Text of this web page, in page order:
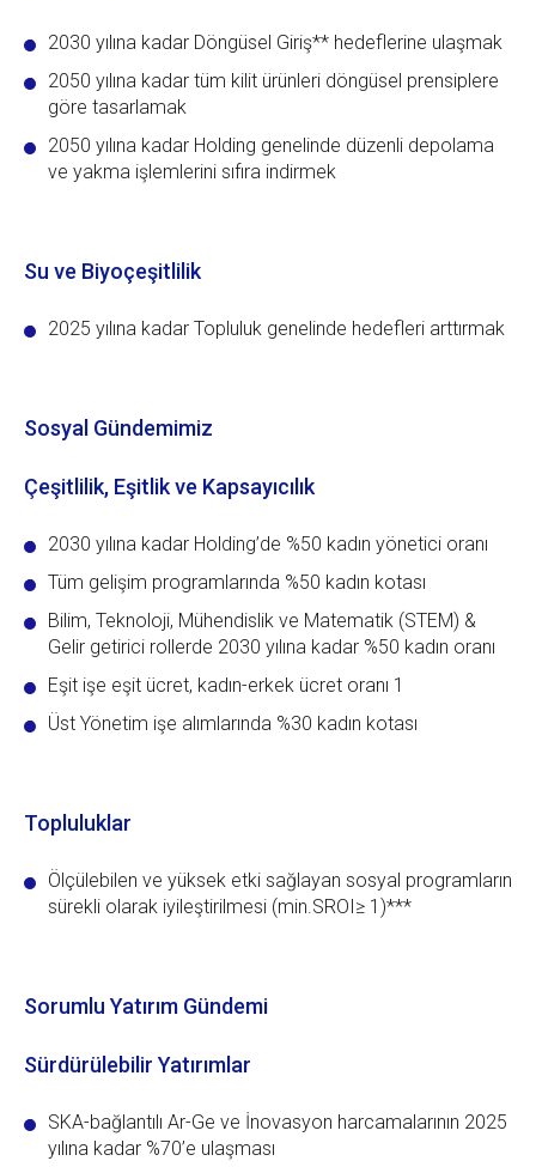
2030 yılına kadar Döngüsel Giriş** hedeflerine ulaşmak
2050 yılına kadar tüm kilit ürünleri döngüsel prensiplere
göre tasarlamak
2050 yılına kadar Holding genelinde düzenli depolama
ve yakma işlemlerini sıfıra indirmek
Su ve Biyoçeşitlilik
2025 yılına kadar Topluluk genelinde hedefleri arttırmak
Sosyal Gündemimiz
Çeşitlilik, Eşitlik ve Kapsayıcılık
2030 yılına kadar Holding’de %50 kadın yönetici oranı
Tüm gelişim programlarında %50 kadın kotası
Bilim, Teknoloji, Mühendislik ve Matematik (STEM) &
Gelir getirici rollerde 2030 yılına kadar %50 kadın oranı
Eşit işe eşit ücret, kadın-erkek ücret oranı 1
Üst Yönetim işe alımlarında %30 kadın kotası
Topluluklar
Ölçülebilen ve yüksek etki sağlayan sosyal programların
sürekli olarak iyileştirilmesi (min.SROI≥ 1)***
Sorumlu Yatırım Gündemi
Sürdürülebilir Yatırımlar
SKA-bağlantılı Ar-Ge ve İnovasyon harcamalarının 2025
yılına kadar %70’e ulaşması